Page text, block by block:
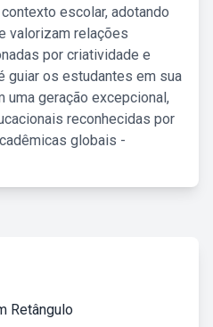
escolar, adotando
valorizam relações
por criatividade e
guiar os estudantes em sua
uma geração excepcional,
reconhecidas por
globais -
Retângulo